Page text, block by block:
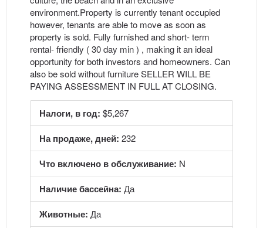
environment.Property is currently tenant occupied
however, tenants are able to move as soon as
property is sold. Fully furnished and short- term
rental- friendly ( 30 day min ) , making it an ideal
opportunity for both investors and homeowners. Can
also be sold without furniture SELLER WILL BE
PAYING ASSESSMENT IN FULL AT CLOSING.
Налоги, в год: $5,267
На продаже, дней: 232
Что включено в обслуживание: N
Наличие бассейна: Да
Животные: Да